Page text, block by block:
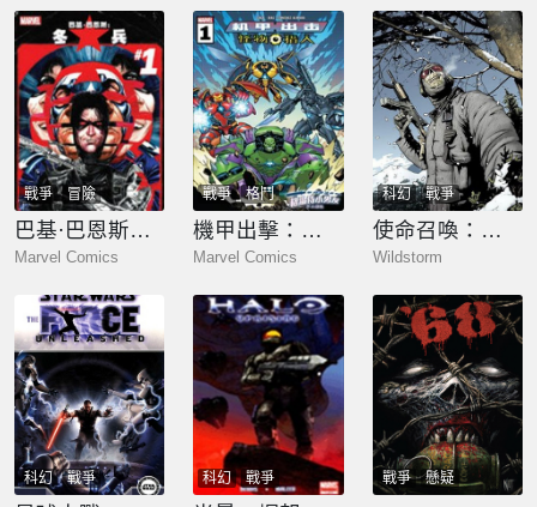
戰爭 冒險
巴基·巴恩斯：冬兵
Marvel Comics
戰爭 格鬥
機甲出擊：怪物獵人
Marvel Comics
科幻 戰爭
使命召喚：幽靈
Wildstorm
科幻 戰爭 科幻 戰爭 戰爭 懸疑